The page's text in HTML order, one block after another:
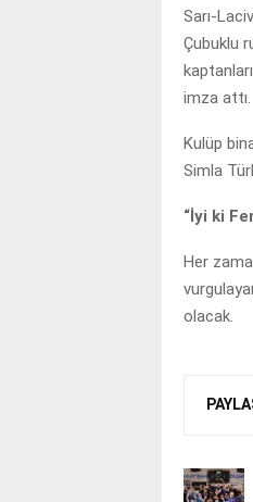
Sarı-
Çubuklu
imza attı.
Kulüp
Simla
“İyi ki
Her
olacak.